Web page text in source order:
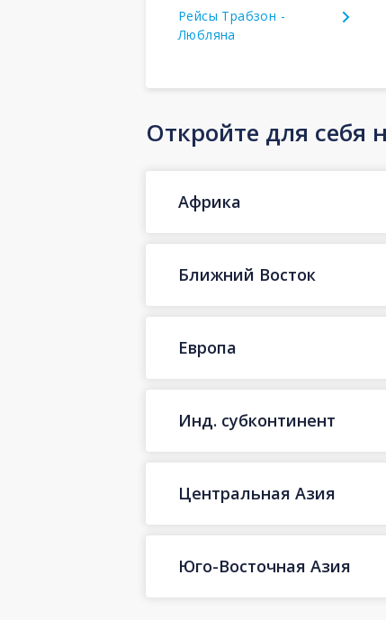
Рейсы Трабзон -
Любляна
Откройте для себя
Африка
Ближний Восток
Европа
Инд. субконтинент
Центральная Азия
Юго-Восточная Азия